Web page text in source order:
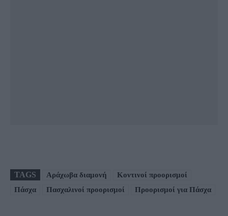
TAGS Αράχωβα διαμονή
Κοντινοί προορισμοί
Πάσχα
Πασχαλινοί προορισμοί Προορισμοί για Πάσχα